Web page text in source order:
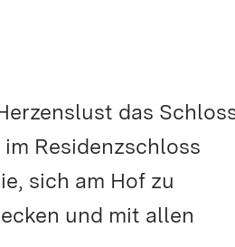
das
Residenzschloss
sich am Hof zu
und mit allen